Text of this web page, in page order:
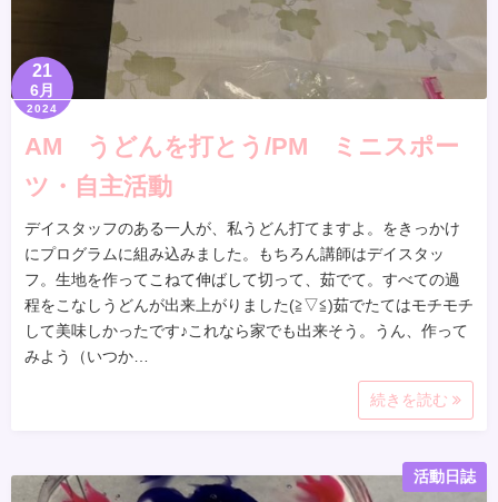
21
6月
2024
AM うどんを打とう/PM ミニスポー
ツ・自主活動
デイスタッフのある一人が、私うどん打てますよ。をきっかけ
にプログラムに組み込みました。もちろん講師はデイスタッ
フ。生地を作ってこねて伸ばして切って、茹でて。すべての過
程をこなしうどんが出来上がりました(≧▽≦)茹でたてはモチモチ
して美味しかったです♪これなら家でも出来そう。うん、作って
みよう（いつか…
続きを読む
活動日誌